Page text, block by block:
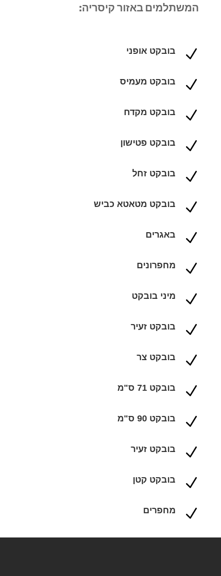
המשתלמים באזור קיסריה:
N בובקט אופני
N בובקט מעמיס
N בובקט מקדח
N בובקט פטישון
N בובקט זחל
N בובקט מטאטא כביש
N באגרים
N מחפרונים
N מיני בובקט
N בובקט זעיר
N בובקט צר
N בובקט 71 ס"מ
N בובקט 90 ס"מ
N בובקט זעיר
N בובקט קטן
N מחפרים